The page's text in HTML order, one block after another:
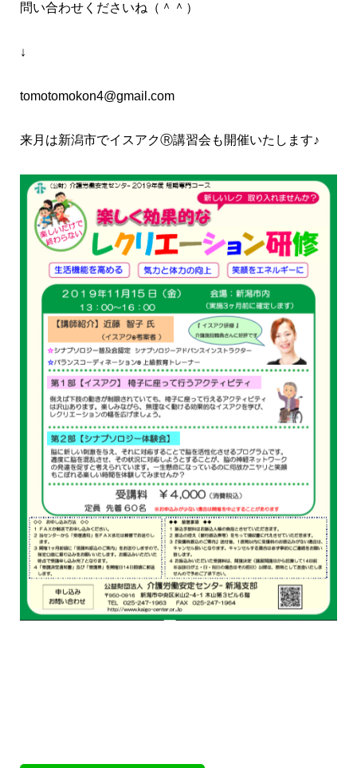
問い合わせくださいね（＾＾）
↓
tomotomokon4@gmail.com
来月は新潟市でイスアクⓇ講習会も開催いたします♪